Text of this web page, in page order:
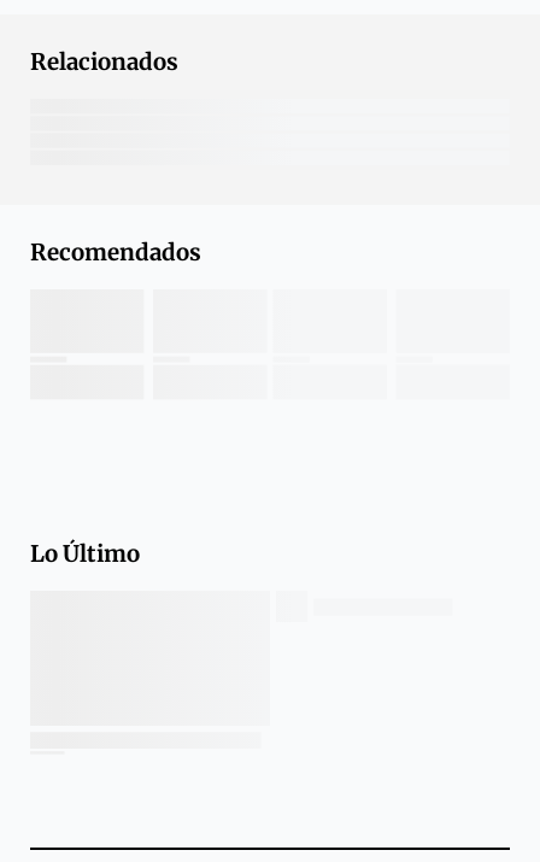
Relacionados
Recomendados
Lo Último